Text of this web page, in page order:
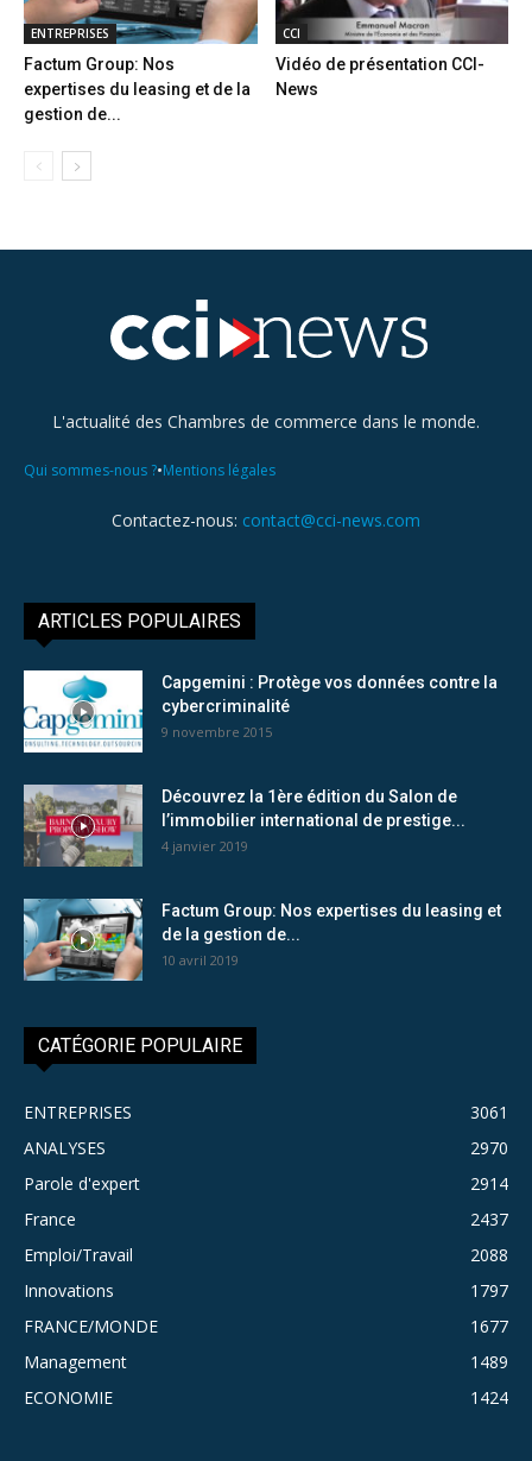
ENTREPRISES
Factum Group: Nos
expertises du leasing et de la
gestion de...
CCI
Vidéo de présentation CCI-
News
L'actualité des Chambres de commerce dans le monde.
Qui sommes-nous ?•Mentions légales
Contactez-nous: contact@cci-news.com
ARTICLES POPULAIRES
Capgemini : Protège vos données contre la
cybercriminalité
9 novembre 2015
Découvrez la 1ère édition du Salon de
l’immobilier international de prestige...
4 janvier 2019
Factum Group: Nos expertises du leasing et
de la gestion de...
10 avril 2019
CATÉGORIE POPULAIRE
ENTREPRISES
3061
ANALYSES
2970
Parole d'expert
2914
France
2437
Emploi/Travail
2088
Innovations
1797
FRANCE/MONDE
1677
Management
1489
ECONOMIE
1424